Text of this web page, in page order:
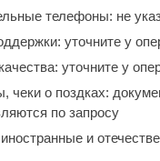
телефоны: не
уточните у
уточните у
чеки о поздках:
по запросу
иностранные и